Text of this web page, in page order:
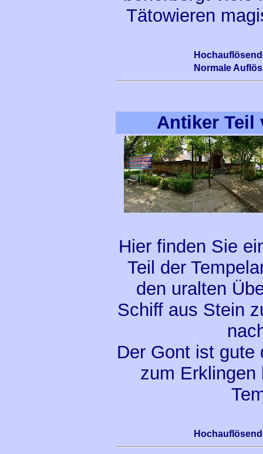
Tätowieren
Normale
Antiker Teil
Hier finden Sie
Teil der
den uralten
Schiff aus Stein
Der Gont ist gute
zum Erklingen